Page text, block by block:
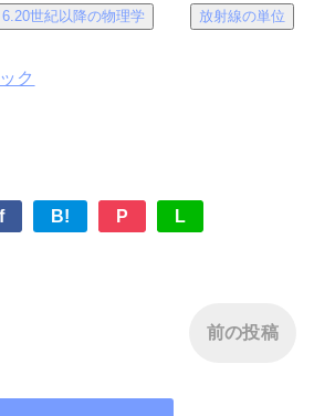
6.20世紀以降の物理学 放射線の単位
ク
f B! P L
前の投稿